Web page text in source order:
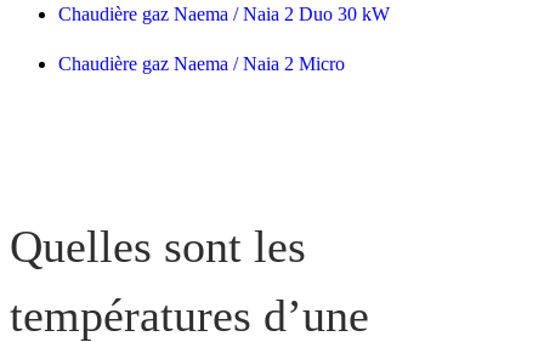
Chaudière gaz Naema / Naia 2 Duo 30 kW
Chaudière gaz Naema / Naia 2 Micro
Quelles sont les
températures d’une